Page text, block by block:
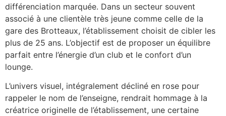
différenciation marquée. Dans un secteur souvent
associé à une clientèle très jeune comme celle de la
gare des Brotteaux, l’établissement choisit de cibler les
plus de 25 ans. L’objectif est de proposer un équilibre
parfait entre l’énergie d’un club et le confort d’un
lounge.
L’univers visuel, intégralement décliné en rose pour
rappeler le nom de l’enseigne, rendrait hommage à la
créatrice originelle de l’établissement, une certaine